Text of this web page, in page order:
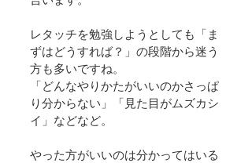
レタッチを勉強しようとしても「ま
ずはどうすれば？」の段階から迷う
方も多いですね。
「どんなやりかたがいいのかさっぱ
り分からない」「見た目がムズカシ
イ」などなど。
やった方がいいのは分かってはいる